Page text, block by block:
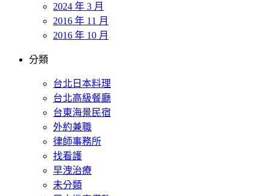
2024 年 3 月
2016 年 11 月
2016 年 10 月
分類
台北日本料理
台北高級餐廳
台東海景民宿
外約兼職
律師事務所
找看護
早洩治療
未分類